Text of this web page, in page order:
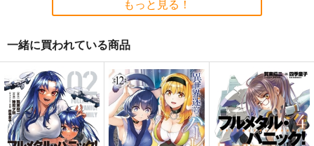
カート
draft5
スタジオdraft
1,100円（税込）
テレサ・テスタロッサ
draft7
スタジオdraft
1,100円（税込）
deLIGHTful
HitenKei
770円（税込）
もっと見る！
一緒に買われている商品